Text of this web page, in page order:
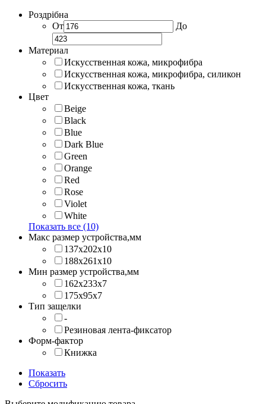
Роздрібна
От
До
Материал
Искусственная кожа, микрофибра
Искусственная кожа, микрофибра, силикон
Искусственная кожа, ткань
Цвет
Beige
Black
Blue
Dark Blue
Green
Orange
Red
Rose
Violet
White
Показать все (10)
Макс размер устройства,мм
137х202x10
188х261x10
Мин размер устройства,мм
162x233x7
175x95x7
Тип защелки
-
Резиновая лента-фиксатор
Форм-фактор
Книжка
Показать
Сбросить